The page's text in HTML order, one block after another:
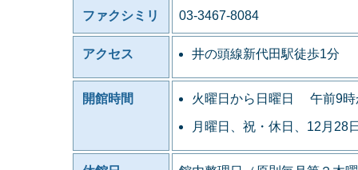
ファクシミリ 03-3467-8084
アクセス 井の頭線新代田駅徒歩1分
開館時間 火曜日から日曜日 午前9時
月曜日、祝・休日、12月